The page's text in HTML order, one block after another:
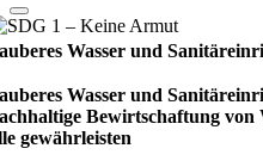
Wasser und
Wasser und
Bewirtschaftung
gewährleisten